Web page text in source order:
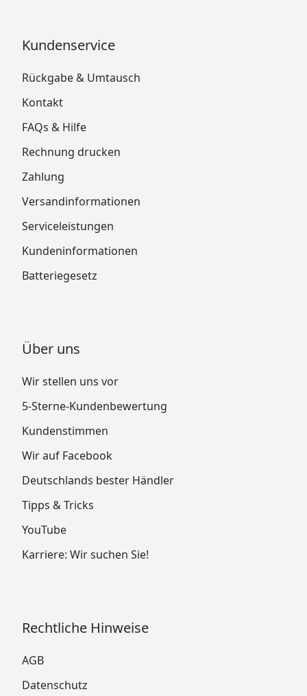
Kundenservice
Rückgabe & Umtausch
Kontakt
FAQs & Hilfe
Rechnung drucken
Zahlung
Versandinformationen
Serviceleistungen
Kundeninformationen
Batteriegesetz
Über uns
Wir stellen uns vor
5-Sterne-Kundenbewertung
Kundenstimmen
Wir auf Facebook
Deutschlands bester Händler
Tipps & Tricks
YouTube
Karriere: Wir suchen Sie!
Rechtliche Hinweise
AGB
Datenschutz